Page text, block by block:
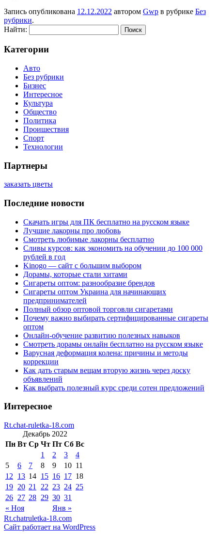
Запись опубликована 12.12.2022 автором Gwp в рубрике Без
рубрики.
Найти:
Категории
Авто
Без рубрики
Бизнес
Интересное
Культура
Общество
Политика
Проишествия
Спорт
Технологии
Партнеры
заказать цветы
Последние новости
Скачать игры для ПК бесплатно на русском языке
Лучшие лакорны про любовь
Смотреть любимые лакорны бесплатно
Сливы курсов: как экономить на обучении до 100 000
рублей в год
Kinogo — сайт с большим выбором
Дорамы, которые стали хитами
Сигареты оптом: разнообразие брендов
Сигареты оптом Украина для начинающих
предпринимателей
Полный обзор оптовой торговли сигаретами
Почему важно выбирать сертифицированные сигареты
оптом
Онлайн-обучение развитию полезных навыков
Смотреть дорамы онлайн бесплатно на русском языке
Варусная деформация колена: причины и методы
коррекции
Как дать старым вещам вторую жизнь через доску
объявлений
Как выбрать полезный курс среди сотен предложений
Интересное
Rt.chat-ruletka-18.com
Декабрь 2022
Пн Вт Ср Чт Пт Сб Вс
« Ноя Янв »
1 2 3
4
5
6 7 8 9 10 11
12
13 14 15 16 17 18
19 20 21 22 23 24 25
26 27 28 29 30 31
Rt.chatruletka-18.com
Сайт работает на WordPress